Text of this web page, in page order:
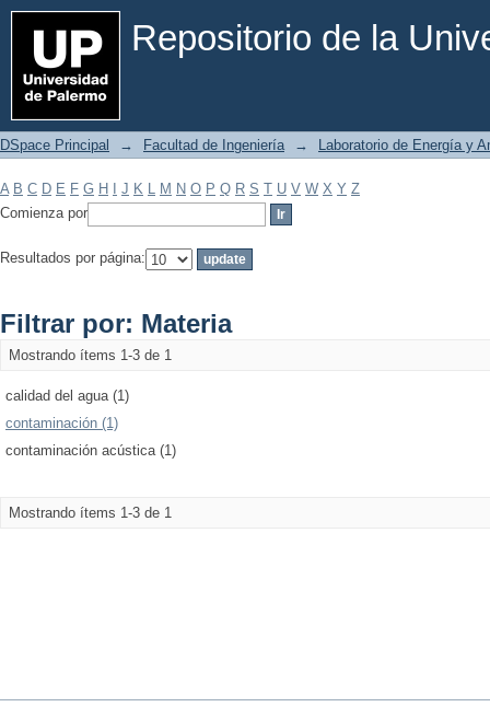
Repositorio de la
Filtrar por: Materia
DSpace Principal → Facultad de Ingeniería → Laboratorio de Energía y
A B C D E F G H J K L M N O P Q R S T U V W X Y Z
Comienza por
Resultados por página:
Filtrar por: Materia
Mostrando ítems 1-3 de 1
calidad del agua (1)
contaminación (1)
contaminación acústica (1)
Mostrando ítems 1-3 de 1